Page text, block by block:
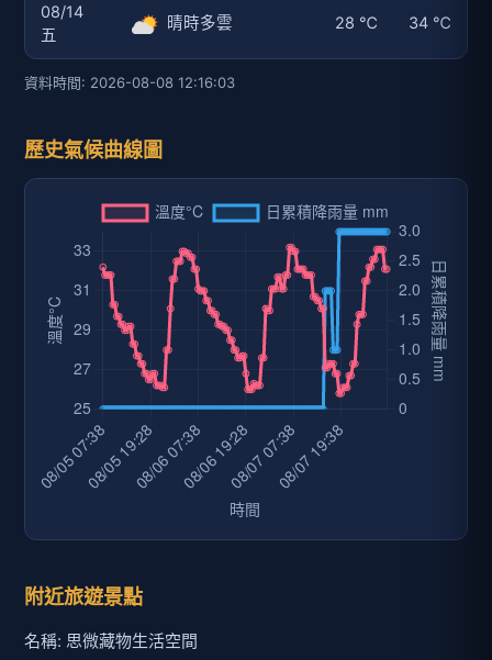
08/14
五
晴時多雲 28 ℃ 34 ℃
資料時間: 2026-08-08 12:16:03
歷史氣候曲線圖
附近旅遊景點
名稱: 思微藏物生活空間